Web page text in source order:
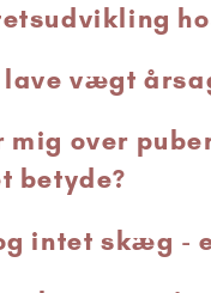
lave vægt
mig over
betyde?
intet skæg -